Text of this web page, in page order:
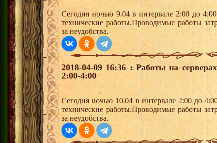
Сегодня ночью 9.04 в интервале 2:00 до
технические работы.Проводимые работы
за неудобства.
2018-04-09 16:36 : Работы на
2:00-4:00
Сегодня ночью 10.04 в интервале 2:00 до
технические работы.Проводимые работы
за неудобства.